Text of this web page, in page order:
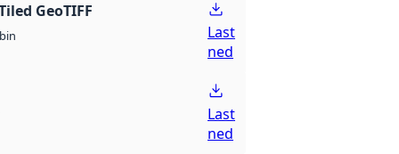
GeoTIFF
bin
Last
ned
Last
ned